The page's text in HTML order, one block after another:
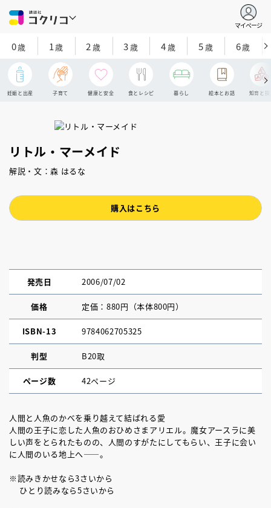
マイページ
0歳 1歳 2 歳 3歳 4歳 5歳 6歳
妊娠と出産 子育て 健康と安全 食とレシピ 暮らし 絵本とお話 知育と探
リトル・マーメイド
解説・文：森 はるな
購入はこちら
発売日 2006/07/02
価格 定価：880円（本体800円）
ISBN-13 9784062705325
判型 B20取
ページ数 42ページ
人間と人魚のかべを乗り越えて結ばれる愛
人間の王子に恋した人魚のおひめさまアリエル。魔女アースラに美
しい声をとられたものの、人間のすがたにしてもらい、王子に会い
に人間のいる地上へ――。
※読みきかせなら3さいから
ひとり読みなら5さいから